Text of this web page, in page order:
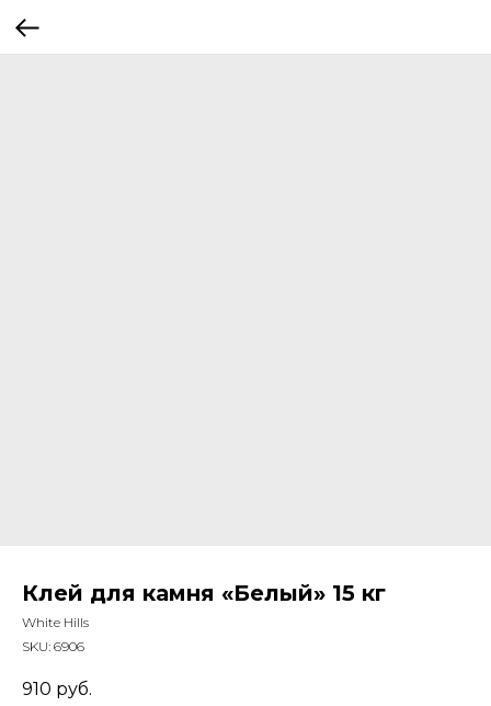
Клей для камня «Белый» 15 кг
White Hills
SKU: 6906
910 руб.